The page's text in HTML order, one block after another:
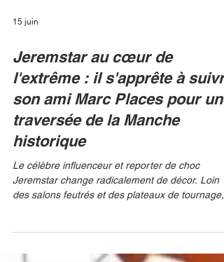
15 juin
Jeremstar au cœur de
l'extrême : il s'apprête à suivre
son ami Marc Places pour une
traversée de la Manche
historique
Le célèbre influenceur et reporter de choc
une aventure hors du commun : suivre et